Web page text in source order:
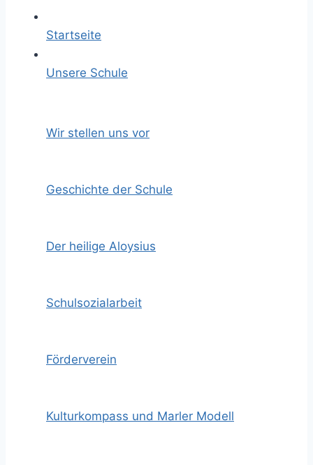
Startseite
Unsere Schule
Wir stellen uns vor
Geschichte der Schule
Der heilige Aloysius
Schulsozialarbeit
Förderverein
Kulturkompass und Marler Modell